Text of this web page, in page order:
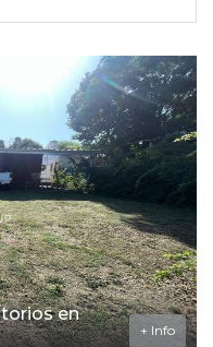
en
+ Info